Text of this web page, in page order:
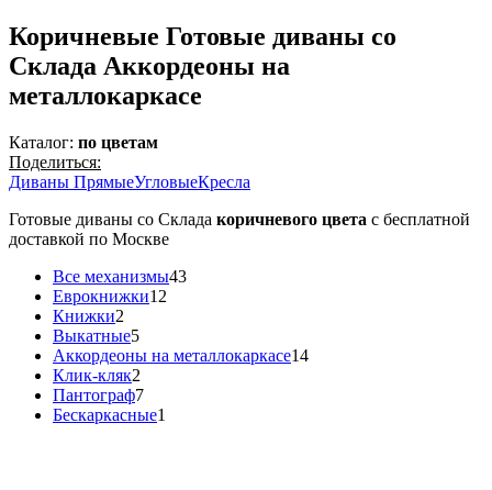
Коричневые Готовые диваны со
Склада Аккордеоны на
металлокаркасе
Каталог: по цветам
Поделиться:
Диваны ПрямыеУгловыеКресла
Готовые диваны со Склада коричневого цвета с бесплатной
доставкой по Москве
Все механизмы43
Еврокнижки12
Книжки2
Выкатные5
Аккордеоны на металлокаркасе14
Клик-кляк2
Пантограф7
Бескаркасные1